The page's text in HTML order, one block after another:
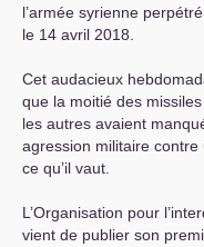
l’armée syrienne
le 14 avril 2018.
Cet audacieux
que la moitié des
les autres avaient
agression militaire
ce qu’il vaut.
L’Organisation pour
vient de publier son